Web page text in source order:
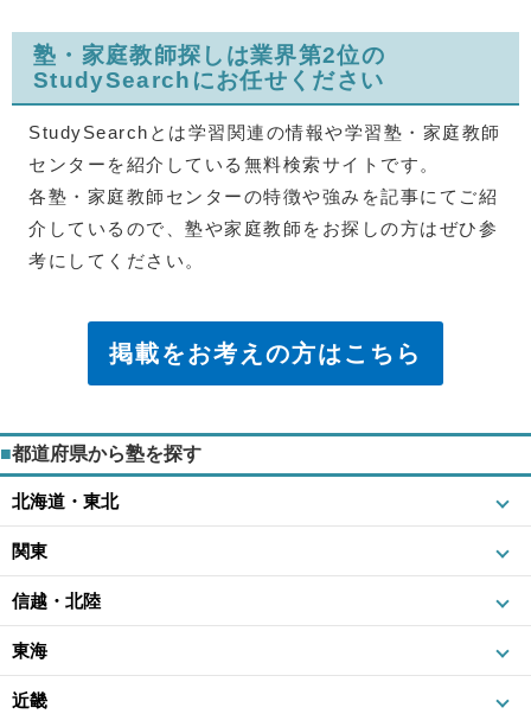
塾・家庭教師探しは業界第2位の
StudySearchにお任せください
StudySearchとは学習関連の情報や学習塾・家庭教師
センターを紹介している無料検索サイトです。
各塾・家庭教師センターの特徴や強みを記事にてご紹
介しているので、塾や家庭教師をお探しの方はぜひ参
考にしてください。
掲載をお考えの方はこちら
都道府県から塾を探す
北海道・東北
関東
信越・北陸
東海
近畿